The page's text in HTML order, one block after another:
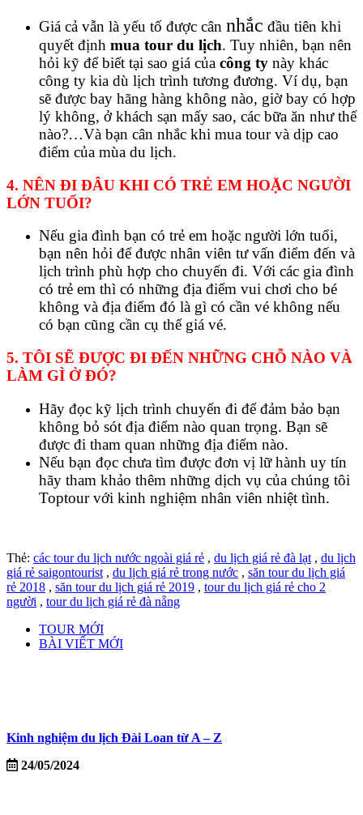
Giá cả vẫn là yếu tố được cân nhắc đầu tiên khi
quyết định mua tour du lịch. Tuy nhiên, bạn nên
hỏi kỹ để biết tại sao giá của công ty này khác
công ty kia dù lịch trình tương đương. Ví dụ, bạn
sẽ được bay hãng hàng không nào, giờ bay có hợp
lý không, ở khách sạn mấy sao, các bữa ăn như thế
nào?…Và bạn cân nhắc khi mua tour và dịp cao
điểm của mùa du lịch.
4. NÊN ĐI ĐÂU KHI CÓ TRẺ EM HOẶC NGƯỜI
LỚN TUỔI?
Nếu gia đình bạn có trẻ em hoặc người lớn tuổi,
bạn nên hỏi để được nhân viên tư vấn điểm đến và
lịch trình phù hợp cho chuyến đi. Với các gia đình
có trẻ em thì có những địa điểm vui chơi cho bé
không và địa điểm đó là gì có cần vé không nếu
có bạn cũng cần cụ thể giá vé.
5. TÔI SẼ ĐƯỢC ĐI ĐẾN NHỮNG CHỖ NÀO VÀ
LÀM GÌ Ở ĐÓ?
Hãy đọc kỹ lịch trình chuyến đi để đảm bảo bạn
không bỏ sót địa điểm nào quan trọng. Bạn sẽ
được đi tham quan những địa điểm nào.
Nếu bạn đọc chưa tìm được đơn vị lữ hành uy tín
hãy tham khảo thêm những dịch vụ của chúng tôi
Toptour với kinh nghiệm nhân viên nhiệt tình.
Thẻ: các tour du lịch nước ngoài giá rẻ , du lịch giá rẻ đà lạt , du lịch
giá rẻ saigontourist , du lịch giá rẻ trong nước , săn tour du lịch giá
rẻ 2018 , săn tour du lịch giá rẻ 2019 , tour du lịch giá rẻ cho 2
người , tour du lịch giá rẻ đà nẵng
TOUR MỚI
BÀI VIẾT MỚI
Kinh nghiệm du lịch Đài Loan từ A – Z
24/05/2024